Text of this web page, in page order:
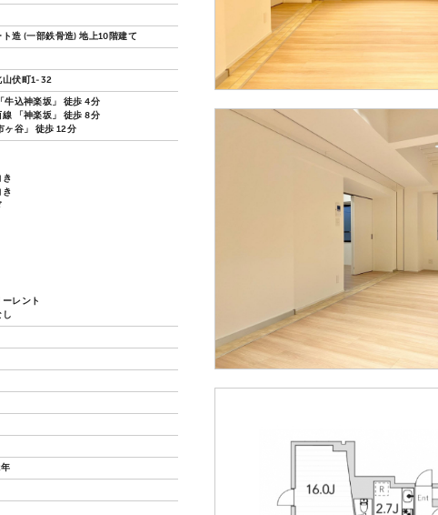
造 (一部鉄骨造) 地上10階建て
山伏町1-32
牛込神楽坂」 徒歩 4分
「神楽坂」 徒歩 8分
ヶ谷」 徒歩 12分
き
き
レント
し